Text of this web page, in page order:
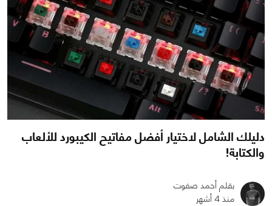
دليلك الشامل لاختيار أفضل مفاتيح الكيبورد للألعاب
والكتابة!
بقلم أحمد صفوت
منذ 4 أشهر